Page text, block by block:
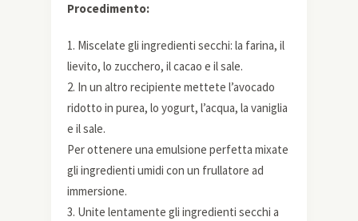
Procedimento:
1. Miscelate gli ingredienti secchi: la farina, il
lievito, lo zucchero, il cacao e il sale.
2. In un altro recipiente mettete l’avocado
ridotto in purea, lo yogurt, l’acqua, la vaniglia
e il sale.
Per ottenere una emulsione perfetta mixate
gli ingredienti umidi con un frullatore ad
immersione.
3. Unite lentamente gli ingredienti secchi a